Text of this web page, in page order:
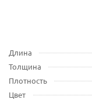
Длина
Толщина
Плотность
Цвет